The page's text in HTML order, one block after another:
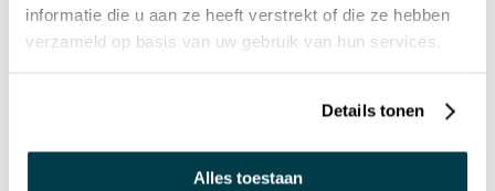
informatie die u aan ze heeft verstrekt of die ze hebben
verzameld op basis van uw gebruik van hun services.
Details tonen
Alles toestaan